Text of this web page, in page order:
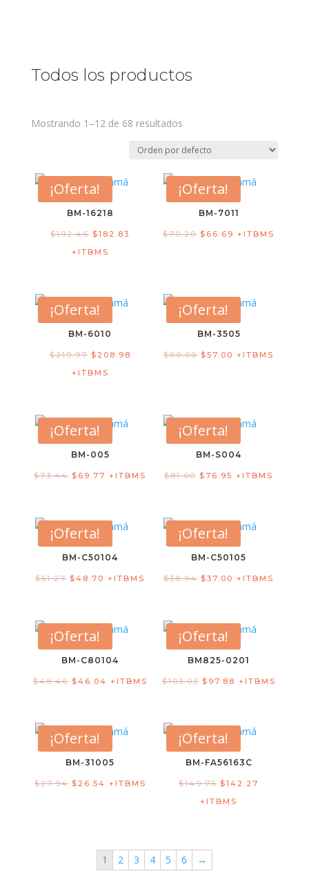
Todos los productos
Mostrando 1–12 de 68 resultados
¡Oferta!
BM-16218
$192.46 $182.83
+ITBMS
¡Oferta!
BM-7011
$70.20 $ 66.69 +ITBMS
¡Oferta!
BM-6010
$219.97 $ 208.98
+ITBMS
¡Oferta!
BM-3505
$60.00 $57.00 +ITBMS
¡Oferta!
BM-005
$73.44 $ 69.77 +ITBMS
¡Oferta!
BM-S004
$81.00 $ 76.95 +ITBMS
¡Oferta!
BM-C50104
$51.27 $48.70 +ITBMS
¡Oferta!
BM-C50105
$38.94 $37.00 +ITBMS
¡Oferta!
BM-C80104
$48.46 $46.04 +ITBMS
¡Oferta!
BM825-0201
$103.03 $ 97.88 +ITBMS
¡Oferta!
BM-31005
$27.94 $ 26.54 +ITBMS
¡Oferta!
BM-FA56163C
$149.75 $142.27
+ITBMS
1 2 3 4 5 6 →